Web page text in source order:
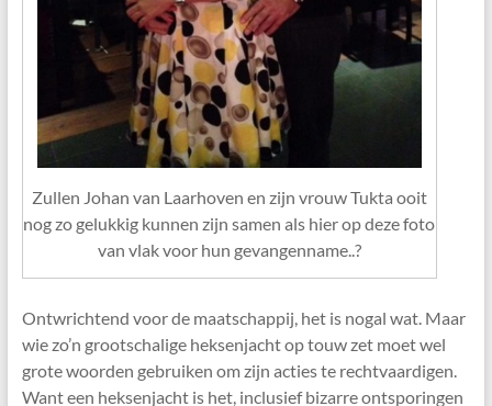
Zullen Johan van Laarhoven en zijn vrouw Tukta ooit
nog zo gelukkig kunnen zijn samen als hier op deze foto
van vlak voor hun gevangenname..?
Ontwrichtend voor de maatschappij, het is nogal wat. Maar
wie zo’n grootschalige heksenjacht op touw zet moet wel
grote woorden gebruiken om zijn acties te rechtvaardigen.
Want een heksenjacht is het, inclusief bizarre ontsporingen